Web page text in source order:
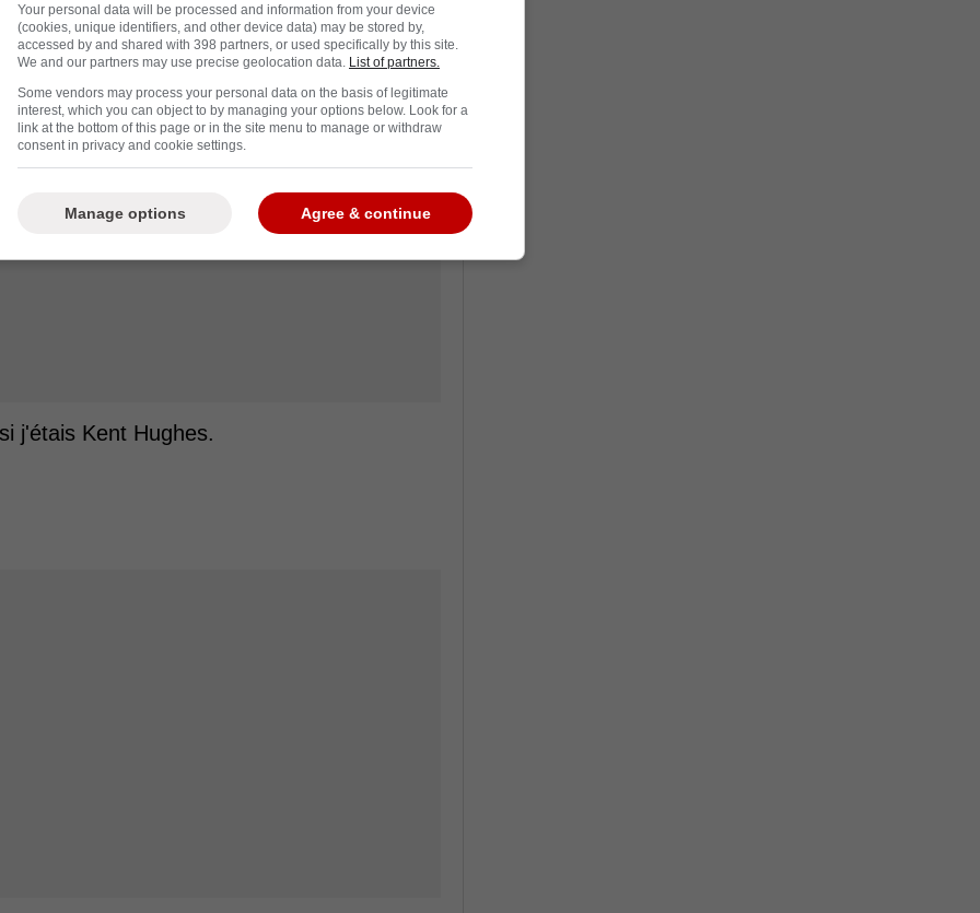
plus difficile, lui qui a de la difficulté
en 13 rencontres seulement.
j'étais Kent Hughes.
Your personal data will be processed and information from your device
(cookies, unique identifiers, and other device data) may be stored by,
accessed by and shared with 398 partners, or used specifically by this site.
We and our partners may use precise geolocation data. List of partners.
Some vendors may process your personal data on the basis of legitimate
interest, which you can object to by managing your options below. Look for a
link at the bottom of this page or in the site menu to manage or withdraw
consent in privacy and cookie settings.
Agree & continue
Manage options